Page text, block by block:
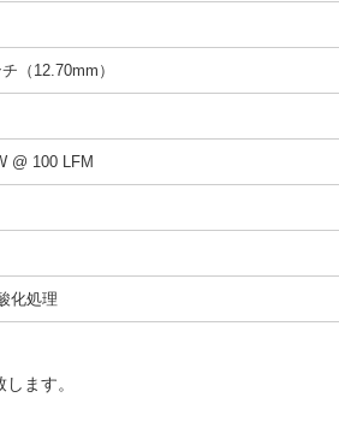
（12.70mm）
@ 100 LFM
化処理
ます。